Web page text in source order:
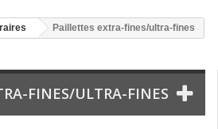
Paillettes extra-fines/ultra-fines
FINES/ULTRA-FINES